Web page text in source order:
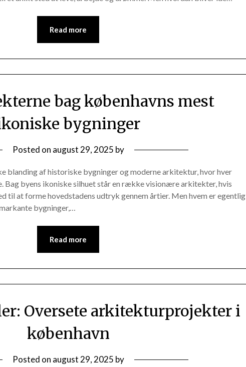
Read more
bag københavns mest
bygninger
Posted on august 29, 2025 by
blanding af historiske bygninger og moderne arkitektur, hvor hver
Bag byens ikoniske silhuet står en række visionære arkitekter, hvis
til at forme hovedstadens udtryk gennem årtier. Men hvem er egentlig
bygninger,…
Read more
Oversete arkitekturprojekter i
københavn
Posted on august 29, 2025 by